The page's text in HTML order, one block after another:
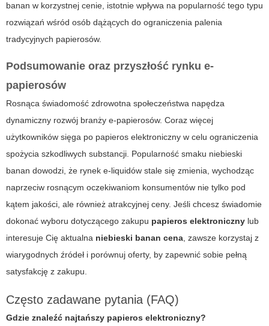
banan w korzystnej cenie, istotnie wpływa na popularność tego typu
rozwiązań wśród osób dążących do ograniczenia palenia
tradycyjnych papierosów.
Podsumowanie oraz przyszłość rynku e-
papierosów
Rosnąca świadomość zdrowotna społeczeństwa napędza
dynamiczny rozwój branży e-papierosów. Coraz więcej
użytkowników sięga po papieros elektroniczny w celu ograniczenia
spożycia szkodliwych substancji. Popularność smaku niebieski
banan dowodzi, że rynek e-liquidów stale się zmienia, wychodząc
naprzeciw rosnącym oczekiwaniom konsumentów nie tylko pod
kątem jakości, ale również atrakcyjnej ceny. Jeśli chcesz świadomie
dokonać wyboru dotyczącego zakupu papieros elektroniczny lub
interesuje Cię aktualna niebieski banan cena, zawsze korzystaj z
wiarygodnych źródeł i porównuj oferty, by zapewnić sobie pełną
satysfakcję z zakupu.
Często zadawane pytania (FAQ)
Gdzie znaleźć najtańszy papieros elektroniczny?